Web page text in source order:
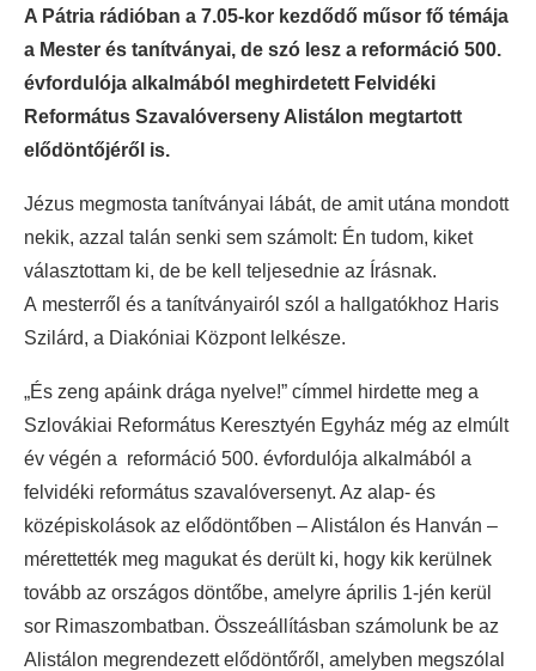
A Pátria rádióban a 7.05-kor kezdődő műsor fő témája
a Mester és tanítványai, de szó lesz a reformáció 500.
évfordulója alkalmából meghirdetett Felvidéki
Református Szavalóverseny Alistálon megtartott
elődöntőjéről is.
Jézus megmosta tanítványai lábát, de amit utána mondott
nekik, azzal talán senki sem számolt: Én tudom, kiket
választottam ki, de be kell teljesednie az Írásnak.
A mesterről és a tanítványairól szól a hallgatókhoz Haris
Szilárd, a Diakóniai Központ lelkésze.
„És zeng apáink drága nyelve!” címmel hirdette meg a
Szlovákiai Református Keresztyén Egyház még az elmúlt
év végén a reformáció 500. évfordulója alkalmából a
felvidéki református szavalóversenyt. Az alap- és
középiskolások az elődöntőben – Alistálon és Hanván –
mérettették meg magukat és derült ki, hogy kik kerülnek
tovább az országos döntőbe, amelyre április 1-jén kerül
sor Rimaszombatban. Összeállításban számolunk be az
Alistálon megrendezett elődöntőről, amelyben megszólal